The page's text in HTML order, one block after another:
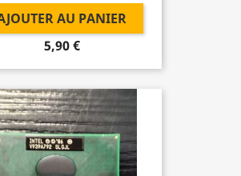
AU PANIER
5,90 €